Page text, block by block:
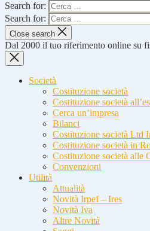
Search for:
Search for:
Close search
Dal 2000 il tuo riferimento online su
Società
Costituzione società
Costituzione società
Cerca un’impresa
Bilanci
Costituzione società Ltd
Costituzione società in
Costituzione società alle
Convenzioni
Utilità
Attualità
Novità Irpef – Ires
Novità Iva
Altre Novità